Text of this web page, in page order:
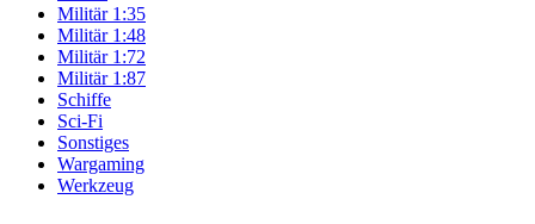
Militär 1:35
Militär 1:48
Militär 1:72
Militär 1:87
Schiffe
Sci-Fi
Sonstiges
Wargaming
Werkzeug